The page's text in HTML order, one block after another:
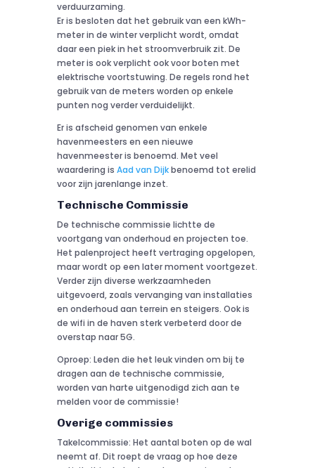
verduurzaming.
Er is besloten dat het gebruik van een kWh-
meter in de winter verplicht wordt, omdat
daar een piek in het stroomverbruik zit. De
meter is ook verplicht ook voor boten met
elektrische voortstuwing. De regels rond het
gebruik van de meters worden op enkele
punten nog verder verduidelijkt.
Er is afscheid genomen van enkele
havenmeesters en een nieuwe
havenmeester is benoemd. Met veel
waardering is Aad van Dijkbenoemd tot erelid
voor zijn jarenlange inzet.
Technische Commissie
De technische commissie lichtte de
voortgang van onderhoud en projecten toe.
Het palenproject heeft vertraging opgelopen,
maar wordt op een later moment voortgezet.
Verder zijn diverse werkzaamheden
uitgevoerd, zoals vervanging van installaties
en onderhoud aan terrein en steigers. Ook is
de wifi in de haven sterk verbeterd door de
overstap naar 5G.
Oproep: Leden die het leuk vinden om bij te
dragen aan de technische commissie,
worden van harte uitgenodigd zich aan te
melden voor de commissie!
Overige commissies
Takelcommissie: Het aantal boten op de wal
neemt af. Dit roept de vraag op hoe deze